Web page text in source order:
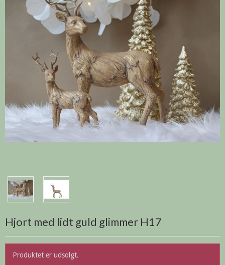
Hjort med lidt guld glimmer H17
Produktet er udsolgt.